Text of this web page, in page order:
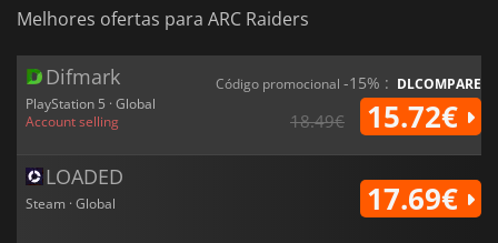
Melhores ofertas para ARC Raiders
Difmark
PlayStation 5 · Global
Account selling
Código promocional -15% : DLCOMPARE
18.49€ 15.72€
LOADED
Steam · Global 17.69€